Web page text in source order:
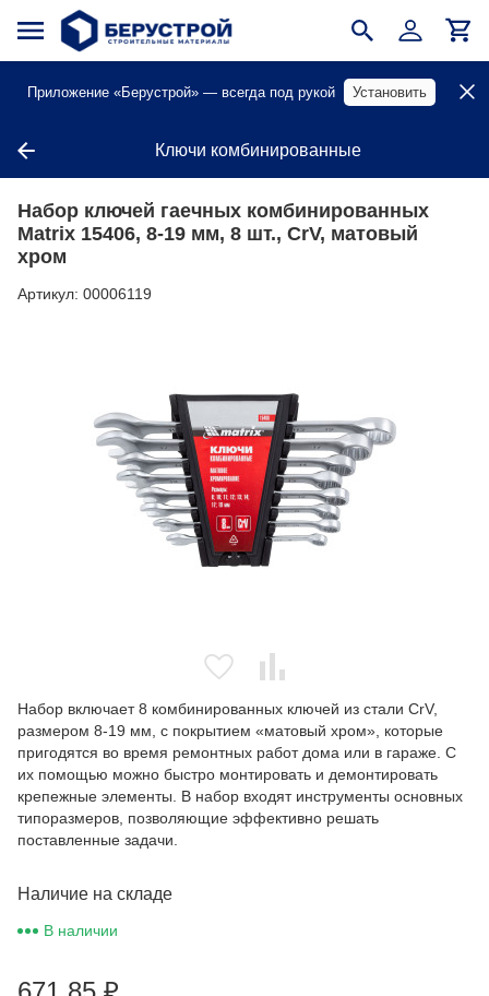
Приложение «Берустрой» — всегда под рукой Установить
Ключи комбинированные
Набор ключей гаечных комбинированных
Matrix 15406, 8-19 мм, 8 шт., CrV, матовый
хром
Артикул: 00006119
Набор включает 8 комбинированных ключей из стали CrV,
размером 8-19 мм, с покрытием «матовый хром», которые
пригодятся во время ремонтных работ дома или в гараже. С
их помощью можно быстро монтировать и демонтировать
крепежные элементы. В набор входят инструменты основных
типоразмеров, позволяющие эффективно решать
поставленные задачи.
Наличие на складе
В наличии